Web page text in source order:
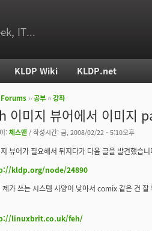
IT...
위치
Forums ››공부 ››강좌
이미지 뷰어에서 이미지
: 체스맨 / 작성시간: 금, 2008/02/22 - 5:10오후
뷰어가 필요해서 뒤지다가 다음 글을 발견했습니
kldp.org/node/24890
제가 쓰는 시스템 사양이 낮아서 comix 같은 건
linuxbrit.co.uk/feh/
KLDP Wiki KLDP.net